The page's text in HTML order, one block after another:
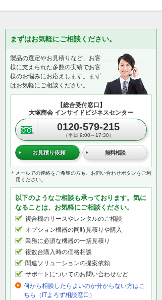
まずはお気軽にご相談ください。
製品の選定やお見積りなど、お客
様に支えられた多数の実績でお客
様のお悩みにお応えします。まず
はお気軽にご相談ください。
【総合受付窓口】
大塚商会 インサイドビジネスセンター
0120-579-215
（平日 9:00～17:30）
お見積り依頼 無料相談
＊メールでの連絡をご希望の方も、お問い合わせボタンをご利
用ください。
以下のようなご相談も承っております。気に
なることは、お気軽にご相談ください。
複合機のリースやレンタルのご相談
オプション機器の同時見積りや購入
業務に必須な機器の一括見積り
複数台購入時の価格相談
関連ソリューションの提案依頼
サポートについてのお問い合わせなど
何から相談したらよいのか分からない方はこ
ちら（ITよろず相談窓口）